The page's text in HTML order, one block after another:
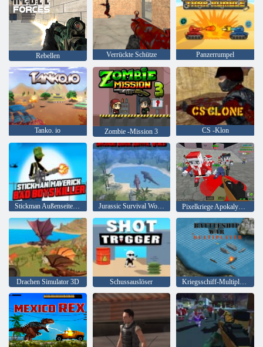
Rebellen Verrückte Schütze Panzerrumpel
Tanko. io Zombie -Mission 3 CS -Klon
Stickman Außenseiter Bad Boys Mörder Jurassic Survival World der Dinosaurier Pixelkriege Apokalypse Zombie
Drachen Simulator 3D Schussauslöser Kriegsschiff-Multiplayer